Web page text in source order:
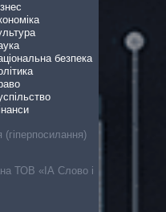
безпека
ТОВ «ІА Слово і